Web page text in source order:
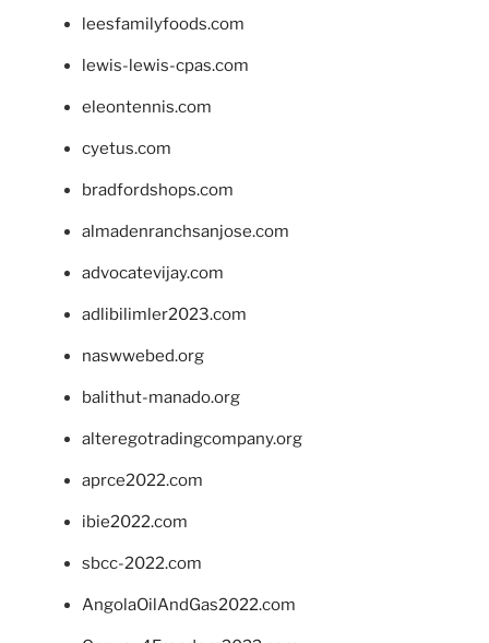
leesfamilyfoods.com
lewis-lewis-cpas.com
eleontennis.com
cyetus.com
bradfordshops.com
almadenranchsanjose.com
advocatevijay.com
adlibilimler2023.com
naswwebed.org
balithut-manado.org
alteregotradingcompany.org
aprce2022.com
ibie2022.com
sbcc-2022.com
AngolaOilAndGas2022.com